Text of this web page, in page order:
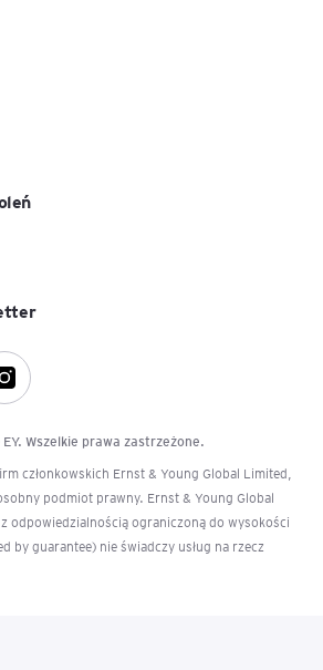
Wszelkie prawa zastrzeżone.
członkowskich Ernst & Young Global Limited,
podmiot prawny. Ernst & Young Global
odpowiedzialnością ograniczoną do wysokości
by guarantee) nie świadczy usług na rzecz